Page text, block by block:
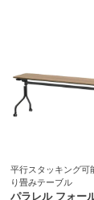
平行スタッキング可
り畳みテーブル
パラレル フォー